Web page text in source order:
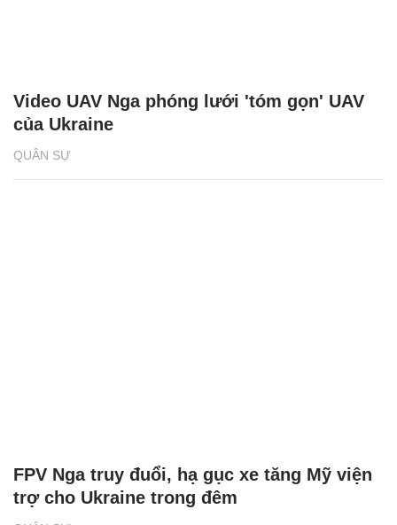
QUÂN SỰ
Video UAV Nga phóng lưới 'tóm gọn' UAV
của Ukraine
FPV Nga truy đuổi, hạ gục xe tăng Mỹ viện
trợ cho Ukraine trong đêm